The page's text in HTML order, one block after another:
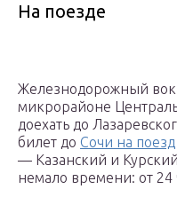
На поезде
Железнодорожный
микрорайоне
доехать до
билет до Сочи на поезд
— Казанский и
немало времени: от 24